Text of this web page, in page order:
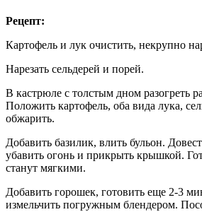
Рецепт:
Картофель и лук очистить, некрупно
Нарезать сельдерей и порей.
В кастрюле с толстым дном разогреть
Положить картофель, оба вида лука,
обжарить.
Добавить базилик, влить бульон.
убавить огонь и прикрыть крышкой.
станут мягкими.
Добавить горошек, готовить еще 2-3
измельчить погружным блендером.